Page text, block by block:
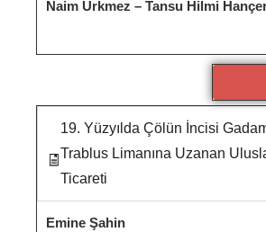
Naim Ürkmez – Tansu Hilmi
19. Yüzyılda Çölün İncisi
Trablus Limanına Uzanan
Ticareti
Emine Şahin